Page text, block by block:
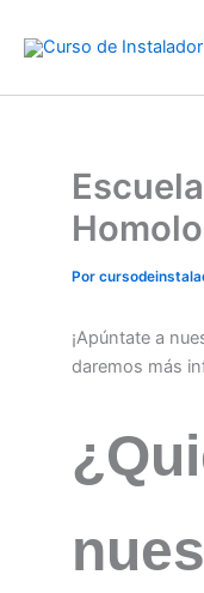
Por
¡Apúntate a
daremos más